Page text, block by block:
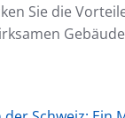
Sie die